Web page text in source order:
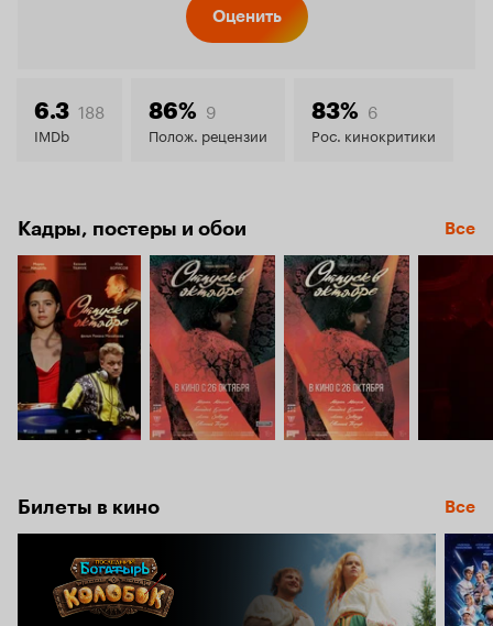
6.1
Оценить
6.3 188
IMDb
86% 9
Полож. рецензии
83% 6
Рос. кинокритики
Кадры, постеры и обои Все
Билеты в кино Все